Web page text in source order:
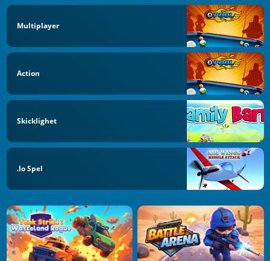
Multiplayer
Action
Skicklighet
.io Spel